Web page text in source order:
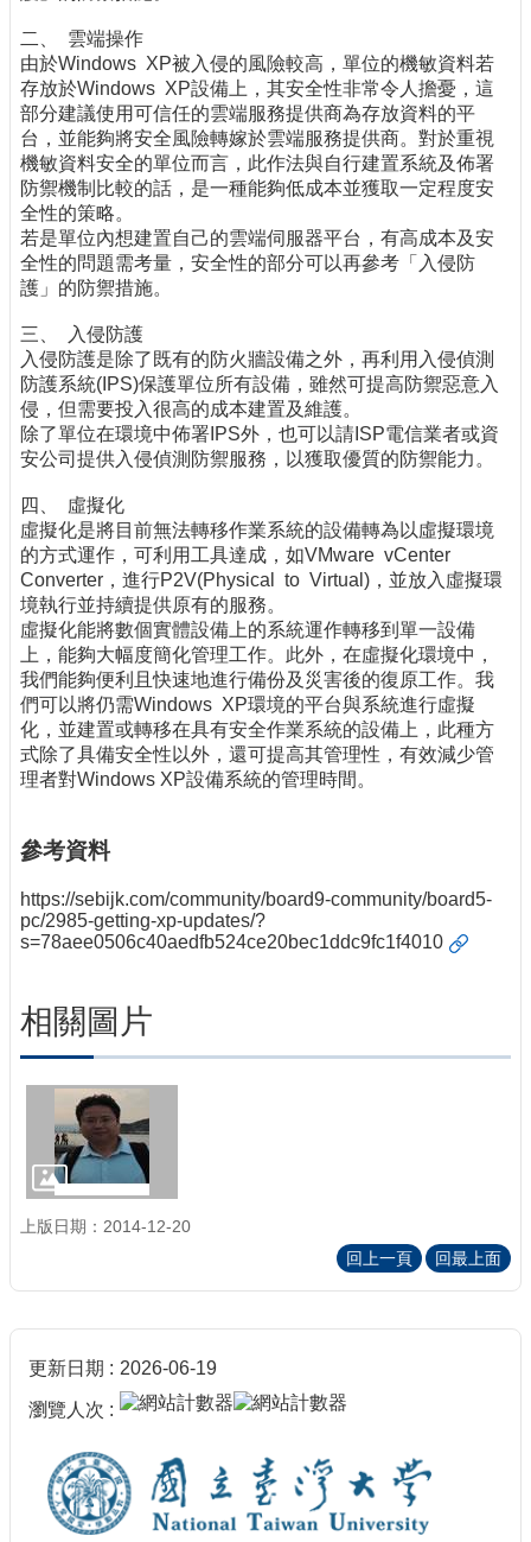
二、 雲端操作
由於Windows XP被入侵的風險較高，單位的機敏資料若
存放於Windows XP設備上，其安全性非常令人擔憂，這
部分建議使用可信任的雲端服務提供商為存放資料的平
台，並能夠將安全風險轉嫁於雲端服務提供商。對於重視
機敏資料安全的單位而言，此作法與自行建置系統及佈署
防禦機制比較的話，是一種能夠低成本並獲取一定程度安
全性的策略。
若是單位內想建置自己的雲端伺服器平台，有高成本及安
全性的問題需考量，安全性的部分可以再參考「入侵防
護」的防禦措施。
三、 入侵防護
入侵防護是除了既有的防火牆設備之外，再利用入侵偵測
防護系統(IPS)保護單位所有設備，雖然可提高防禦惡意入
侵，但需要投入很高的成本建置及維護。
除了單位在環境中佈署IPS外，也可以請ISP電信業者或資
安公司提供入侵偵測防禦服務，以獲取優質的防禦能力。
四、 虛擬化
虛擬化是將目前無法轉移作業系統的設備轉為以虛擬環境
的方式運作，可利用工具達成，如VMware vCenter
Converter，進行P2V(Physical to Virtual)，並放入虛擬環
境執行並持續提供原有的服務。
虛擬化能將數個實體設備上的系統運作轉移到單一設備
上，能夠大幅度簡化管理工作。此外，在虛擬化環境中，
我們能夠便利且快速地進行備份及災害後的復原工作。我
們可以將仍需Windows XP環境的平台與系統進行虛擬
化，並建置或轉移在具有安全作業系統的設備上，此種方
式除了具備安全性以外，還可提高其管理性，有效減少管
理者對Windows XP設備系統的管理時間。
參考資料
https://sebijk.com/community/board9-community/board5-
pc/2985-getting-xp-updates/?
s=78aee0506c40aedfb524ce20bec1ddc9fc1f4010
相關圖片
上版日期：2014-12-20
回上一頁
回最上面
更新日期 2026-06-19
瀏覽人次